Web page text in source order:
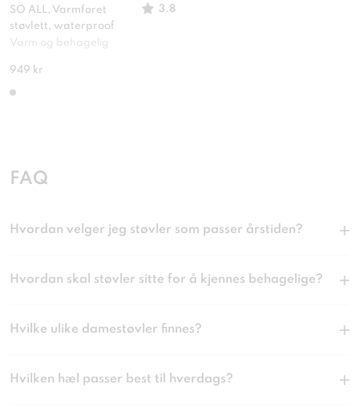
SO ALL, Varmforet
støvlett, waterproof
3.8
Varm og behagelig
949 kr
FAQ
Hvordan velger jeg støvler som passer årstiden?
Hvordan skal støvler sitte for å kjennes behagelige?
Hvilke ulike damestøvler finnes?
Hvilken hæl passer best til hverdags?